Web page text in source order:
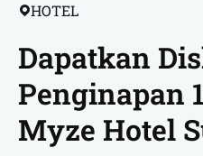
HOTEL
Dapatkan
Penginapan
Myze Hotel